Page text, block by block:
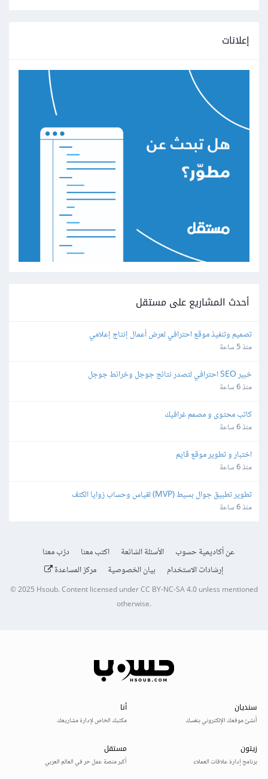
إعلانات
أحدث المشاريع على مستقل
تصميم وتنفيذ موقع احترافي لعرض أعمال إنتاج إعلامي
منذ 5 ساعة
خبير SEO احترافي لتصدر نتائج جوجل وخرائط جوجل
منذ 6 ساعة
كاتب محتوى و مصمم غرافيك
منذ 6 ساعة
اختبار و تطوير موقع قايم
منذ 6 ساعة
تطوير تطبيق جوال بسيط (MVP) لقياس وحساب زوايا الكتف
منذ 6 ساعة
عن أكاديمية حسوب الأسئلة الشائعة اكتب معنا
درّب معنا
إرشادات الاستخدام
بيان الخصوصية مركز المساعدة
© 2025 Hsoub.Content licensed underCC BY-NC-SA 4.0unless mentioned
otherwise.